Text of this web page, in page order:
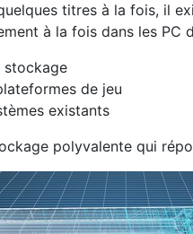
titres à la fois, il
à la fois dans les PC
stockage
de jeu
existants
polyvalente qui